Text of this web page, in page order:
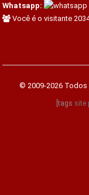
Whatsapp:
Você é o visitante
© 2009-2026
[tags site